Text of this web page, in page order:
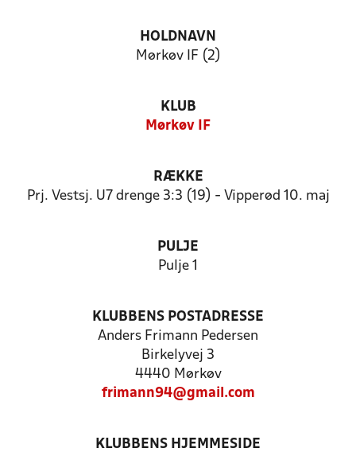
HOLDNAVN
Mørkøv IF (2)
KLUB
Mørkøv IF
RÆKKE
Prj. Vestsj. U7 drenge 3:3 (19) - Vipperød 10. maj
PULJE
Pulje 1
KLUBBENS POSTADRESSE
Anders Frimann Pedersen
Birkelyvej 3
4440 Mørkøv
frimann94@gmail.com
KLUBBENS HJEMMESIDE